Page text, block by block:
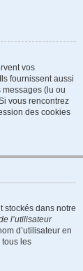
vos
fournissent aussi
(lu ou
vous rencontrez
des cookies
stockés dans notre
l’utilisateur
d’utilisateur en
tous les